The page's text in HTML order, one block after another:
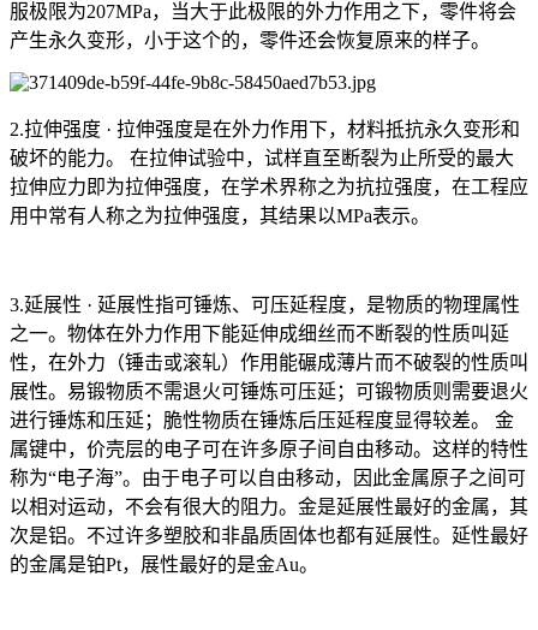
服极限为207MPa，当大于此极限的外力作用之下，零件将会
产生永久变形，小于这个的，零件还会恢复原来的样子。
2.拉伸强度 · 拉伸强度是在外力作用下，材料抵抗永久变形和
破坏的能力。 在拉伸试验中，试样直至断裂为止所受的最大
拉伸应力即为拉伸强度，在学术界称之为抗拉强度，在工程应
用中常有人称之为拉伸强度，其结果以MPa表示。
3.延展性 · 延展性指可锤炼、可压延程度，是物质的物理属性
之一。物体在外力作用下能延伸成细丝而不断裂的性质叫延
性，在外力（锤击或滚轧）作用能碾成薄片而不破裂的性质叫
展性。易锻物质不需退火可锤炼可压延；可锻物质则需要退火
进行锤炼和压延；脆性物质在锤炼后压延程度显得较差。 金
属键中，价壳层的电子可在许多原子间自由移动。这样的特性
称为“电子海”。由于电子可以自由移动，因此金属原子之间可
以相对运动，不会有很大的阻力。金是延展性最好的金属，其
次是铝。不过许多塑胶和非晶质固体也都有延展性。延性最好
的金属是铂Pt，展性最好的是金Au。